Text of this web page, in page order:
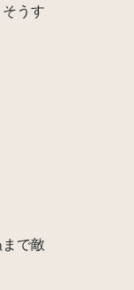
うす
で敵